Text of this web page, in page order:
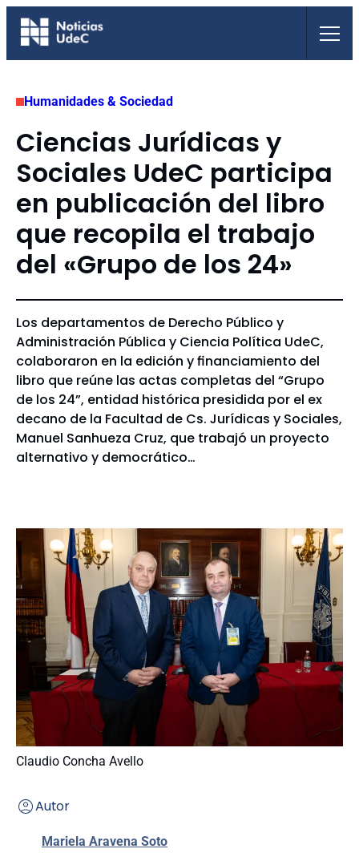
Saltar
Humanidades & Sociedad
Ciencias Jurídicas y
Sociales UdeC participa
en publicación del libro
que recopila el trabajo
del «Grupo de los 24»
Los departamentos de Derecho Público y
Administración Pública y Ciencia Política UdeC,
colaboraron en la edición y financiamiento del
libro que reúne las actas completas del “Grupo
de los 24”, entidad histórica presidida por el ex
decano de la Facultad de Cs. Jurídicas y Sociales,
Manuel Sanhueza Cruz, que trabajó un proyecto
alternativo y democrático…
Claudio Concha Avello
Autor
Mariela Aravena Soto